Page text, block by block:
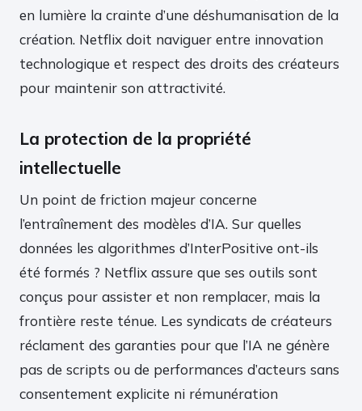
en lumière la crainte d’une déshumanisation de la
création. Netflix doit naviguer entre innovation
technologique et respect des droits des créateurs
pour maintenir son attractivité.
La protection de la propriété
intellectuelle
Un point de friction majeur concerne
l’entraînement des modèles d’IA. Sur quelles
données les algorithmes d’InterPositive ont-ils
été formés ? Netflix assure que ses outils sont
conçus pour assister et non remplacer, mais la
frontière reste ténue. Les syndicats de créateurs
réclament des garanties pour que l’IA ne génère
pas de scripts ou de performances d’acteurs sans
consentement explicite ni rémunération